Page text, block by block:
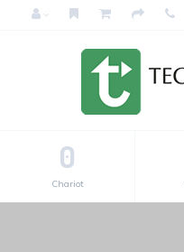
0
Chariot